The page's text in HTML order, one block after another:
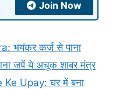
Join Now
भयंकर कर्ज से पाना
जपें ये अचूक शाबर मंत्र
Upay: घर में बना